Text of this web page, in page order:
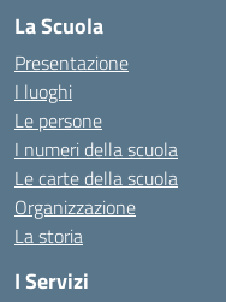
La Scuola
Presentazione
I luoghi
Le persone
I numeri della scuola
Le carte della scuola
Organizzazione
La storia
I Servizi